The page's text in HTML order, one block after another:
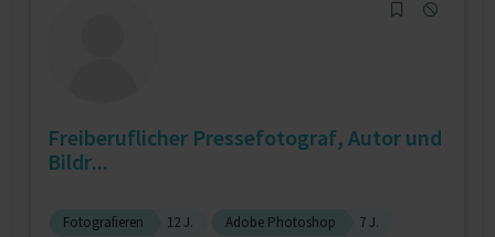
Freiberuflicher Pressefotograf, Autor und
Bildr...
Fotografieren 12 J. Adobe Photoshop 7 J.